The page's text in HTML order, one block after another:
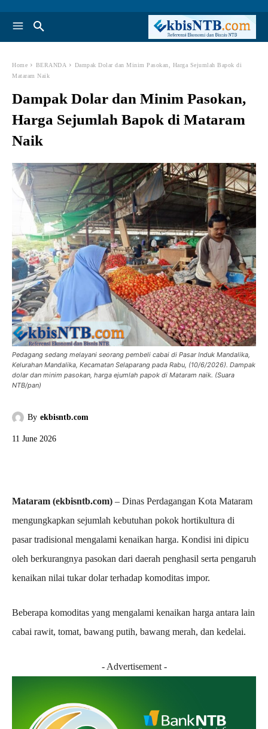
Home BERANDA
Dampak Dolar dan Minim Pasokan, Harga Sejumlah Bapok di
Mataram Naik
Dampak Dolar dan Minim Pasokan,
Harga Sejumlah Bapok di Mataram
Naik
Pedagang sedang melayani seorang pembeli cabai di Pasar Induk Mandalika,
Kelurahan Mandalika, Kecamatan Selaparang pada Rabu, (10/6/2026). Dampak
dolar dan minim pasokan, harga ejumlah papok di Mataram naik. (Suara
NTB/pan)
By ekbisntb.com
11 June 2026
Mataram (ekbisntb.com) – Dinas Perdagangan Kota Mataram
mengungkapkan sejumlah kebutuhan pokok hortikultura di
pasar tradisional mengalami kenaikan harga. Kondisi ini dipicu
oleh berkurangnya pasokan dari daerah penghasil serta pengaruh
kenaikan nilai tukar dolar terhadap komoditas impor.
Beberapa komoditas yang mengalami kenaikan harga antara lain
cabai rawit, tomat, bawang putih, bawang merah, dan kedelai.
- Advertisement -